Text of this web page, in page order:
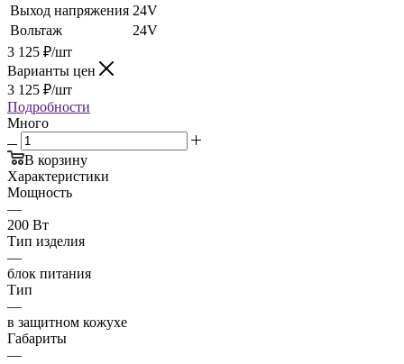
Выход напряжения 24V
Вольтаж
24V
3 125 ₽/шт
Варианты цен
3 125 ₽/шт
Подробности
Много
В корзину
Характеристики
Мощность
—
200 Вт
Тип изделия
—
блок питания
Тип
—
в защитном кожухе
Габариты
—